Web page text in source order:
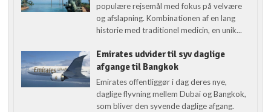
populære rejsemål med fokus på velvære
og afslapning. Kombinationen af en lang
historie med traditionel medicin, en unik...
Emirates udvider til syv daglige
afgange til Bangkok
Emirates offentliggør i dag deres nye,
daglige flyvning mellem Dubai og Bangkok,
som bliver den syvende daglige afgang.